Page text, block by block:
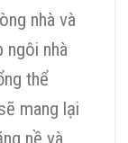
nhà và
ngôi nhà
thể
mang lại
nề và